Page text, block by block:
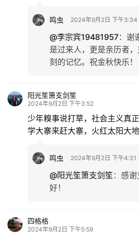
鸣虫 2024年9月2日 下午3:34
@李宗宾19481957： 谢
是过来人，更是亲历者
刻的记忆。祝金秋快乐！
阳光笙箫支剑笙
2024年9月2日 下午3:52
少年糗事说打草，社会主义真正
学大寨来赶大寨，火红太阳大地
鸣虫 2024年9月2日 下午4:31
@阳光笙箫支剑笙 ： 感
好！
四格格
2024年9月2日 下午5:59